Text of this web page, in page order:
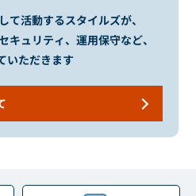
て活動するスタイルズが、
キュリティ、運用保守など、
いただきます